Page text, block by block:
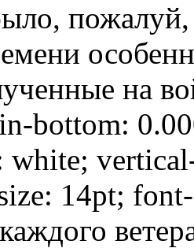
пожалуй,
на
bottom:
white;
14pt;